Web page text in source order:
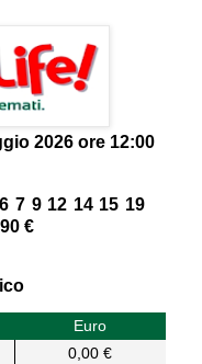
2026 ore 12:00
7 9 12 14 15 19
€
Euro
0,00 €